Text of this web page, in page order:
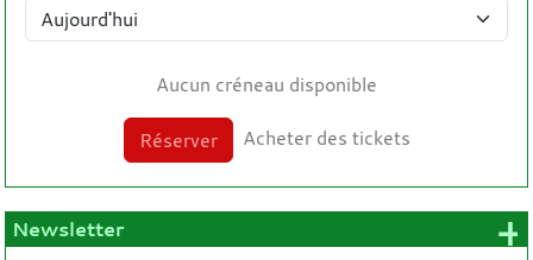
Aucun créneau disponible
Réserver Acheter des tickets
Newsletter